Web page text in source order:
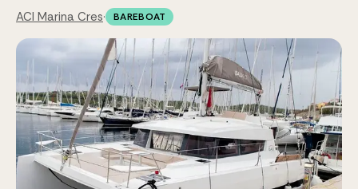
ACI Marina Cres· BAREBOAT